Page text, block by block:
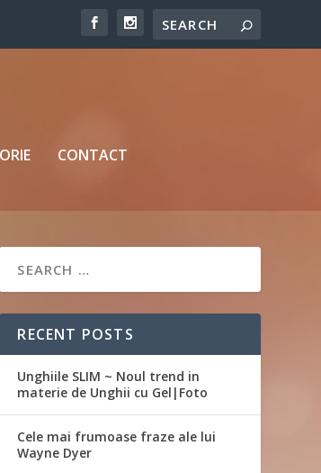
CONTACT
RECENT POSTS
Unghiile SLIM ~ Noul trend in
materie de Unghii cu Gel|Foto
Cele mai frumoase fraze ale lui
Wayne Dyer